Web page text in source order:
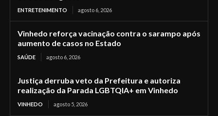
ENTRETENIMENTO agosto 6, 2026
Vinhedo reforça vacinação contra o sarampo após
aumento de casos no Estado
SAÚDE agosto 6, 2026
Justiça derruba veto da Prefeitura e autoriza
realização da Parada LGBTQIA+ em Vinhedo
VINHEDO agosto 5, 2026